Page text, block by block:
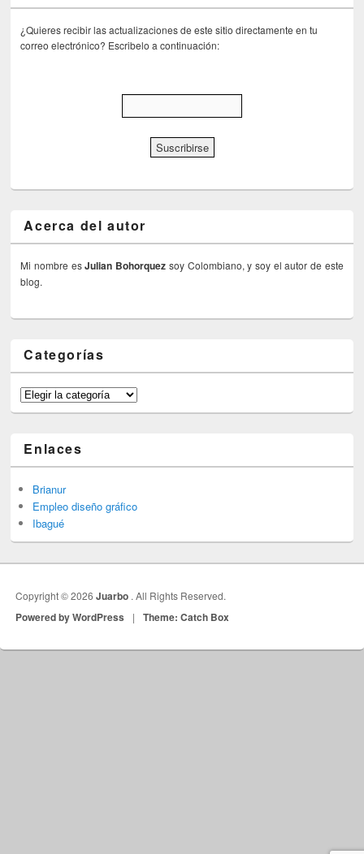
¿Quieres recibir las actualizaciones de este sitio directamente en tu
correo electrónico? Escribelo a continuación:
Acerca del autor
Mi nombre esJulian Bohorquez soy Colombiano, y soy el autor de este
blog.
Categorías
Categorías
Enlaces
Brianur
Empleo diseño gráfico
Ibagué
Copyright © 2026Juarbo . All Rights Reserved.
Powered by WordPress | Theme: Catch Box